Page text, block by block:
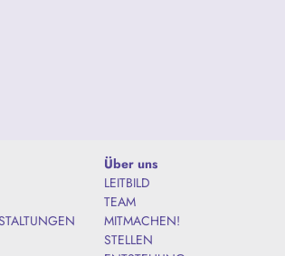
Über uns
LEITBILD
TEAM
MITMACHEN!
STELLEN